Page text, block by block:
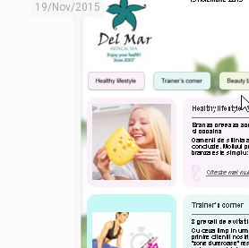
19/Nov/2015